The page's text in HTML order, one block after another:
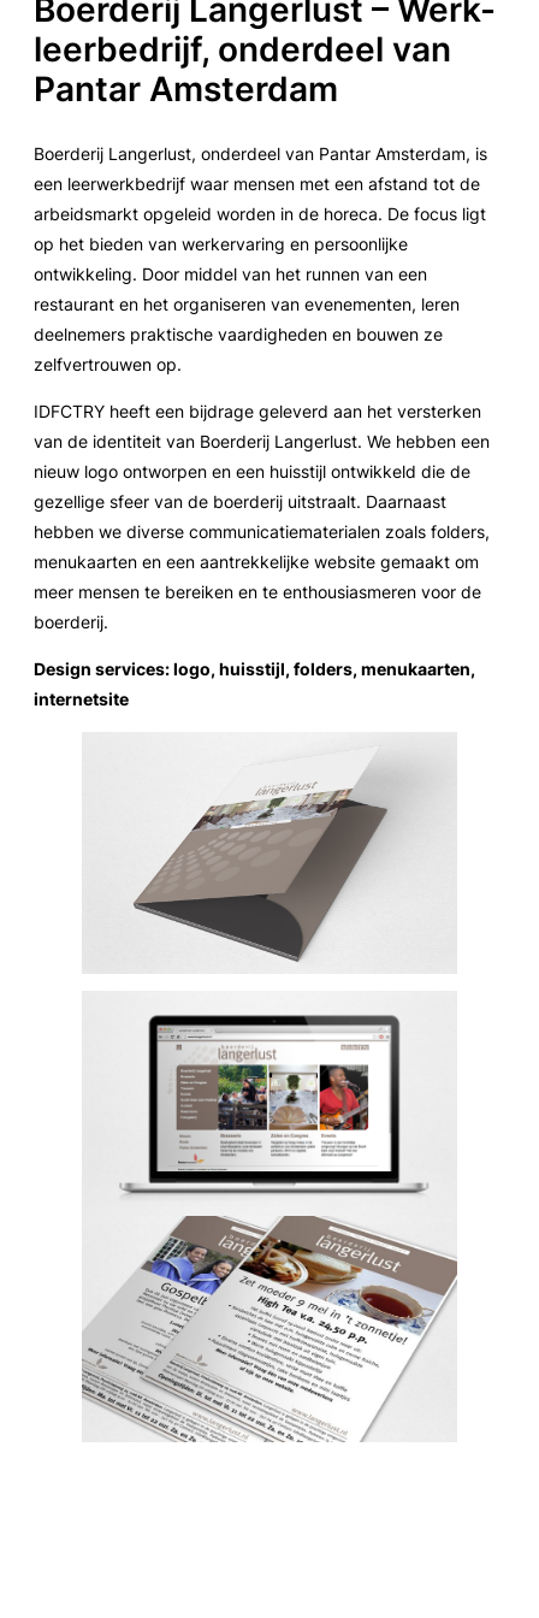
Boerderij Langerlust – Werk-
leerbedrijf, onderdeel van
Pantar Amsterdam
Boerderij Langerlust, onderdeel van Pantar Amsterdam, is
een leerwerkbedrijf waar mensen met een afstand tot de
arbeidsmarkt opgeleid worden in de horeca. De focus ligt
op het bieden van werkervaring en persoonlijke
ontwikkeling. Door middel van het runnen van een
restaurant en het organiseren van evenementen, leren
deelnemers praktische vaardigheden en bouwen ze
zelfvertrouwen op.
IDFCTRY heeft een bijdrage geleverd aan het versterken
van de identiteit van Boerderij Langerlust. We hebben een
nieuw logo ontworpen en een huisstijl ontwikkeld die de
gezellige sfeer van de boerderij uitstraalt. Daarnaast
hebben we diverse communicatiematerialen zoals folders,
menukaarten en een aantrekkelijke website gemaakt om
meer mensen te bereiken en te enthousiasmeren voor de
boerderij.
Design services: logo, huisstijl, folders, menukaarten,
internetsite